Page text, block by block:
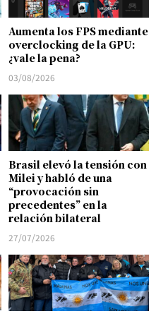
Aumenta los FPS mediante
overclocking de la GPU:
¿vale la pena?
03/08/2026
Brasil elevó la tensión con
Milei y habló de una
“provocación sin
precedentes” en la
relación bilateral
27/07/2026